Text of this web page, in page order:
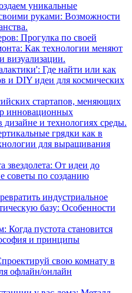
уникальные
руками: Возможности
Прогулка по своей
Как технологии меняют
визуализации.
Где найти или как
и DIY идеи для космических
стартапов, меняющих
инновационных
и технологиях среды.
грядки как в
для выращивания
звездолета: От идеи до
советы по созданию
индустриальное
базу: Особенности
пустота становится
и принципы
свою комнату в
офлайн/онлайн